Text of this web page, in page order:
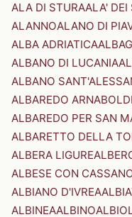
ALA DI STURAALA' DEI
ALANNOALANO DI
ALBA ADRIATICA
ALBANO DI LUCANIA
ALBANO
ALBAREDO ARNABOLDI
ALBAREDO PER SAN
ALBARETTO DELLA
ALBERA LIGURE
ALBESE CON
ALBIANO D'IVREA
ALBINEAALBINO